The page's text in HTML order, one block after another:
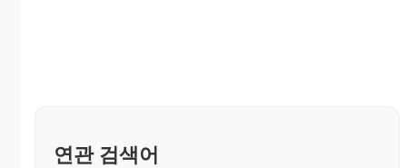
연관 검색어